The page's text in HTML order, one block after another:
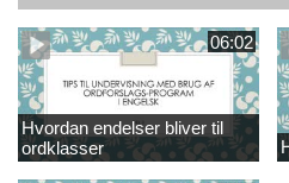
06:02
Hvordan endelser bliver til
ordklasser